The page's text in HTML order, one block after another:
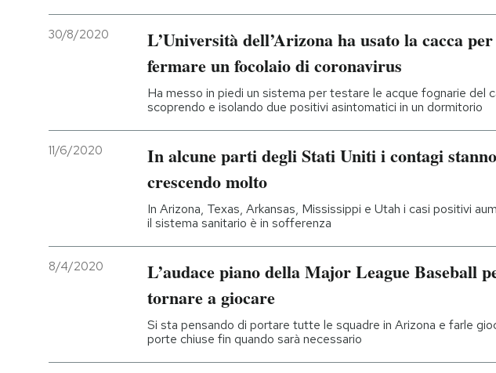
30/8/2020
L’Università dell’Arizona ha usato la cacca per
fermare un focolaio di coronavirus
Ha messo in piedi un sistema per testare le acque fognarie del
scoprendo e isolando due positivi asintomatici in un dormitorio
11/6/2020
In alcune parti degli Stati Uniti i contagi stanno
crescendo molto
In Arizona, Texas, Arkansas, Mississippi e Utah i casi positivi
il sistema sanitario è in sofferenza
8/4/2020
L’audace piano della Major League Baseball
tornare a giocare
Si sta pensando di portare tutte le squadre in Arizona e farle
porte chiuse fin quando sarà necessario